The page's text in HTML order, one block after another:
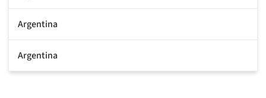
Argentina
Argentina